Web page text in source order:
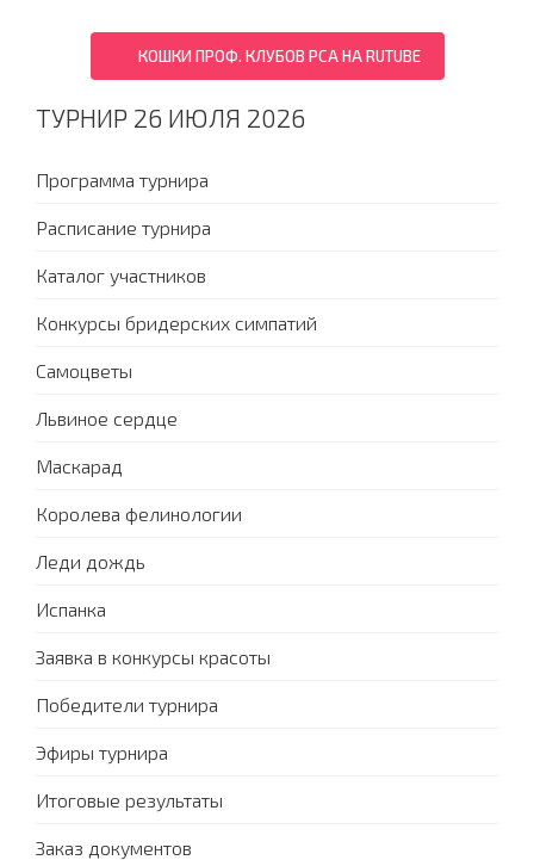
КОШКИ ПРОФ. КЛУБОВ PCA НА RUTUBE
ТУРНИР 26 ИЮЛЯ 2026
Программа турнира
Расписание турнира
Каталог участников
Конкурсы бридерских симпатий
Самоцветы
Львиное сердце
Маскарад
Королева фелинологии
Леди дождь
Испанка
Заявка в конкурсы красоты
Победители турнира
Эфиры турнира
Итоговые результаты
Заказ документов